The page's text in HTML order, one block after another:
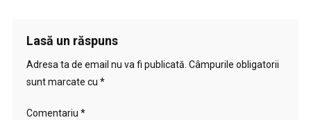
Lasă un răspuns
Adresa ta de email nu va fi publicată. Câmpurile obligatorii
sunt marcate cu *
Comentariu *